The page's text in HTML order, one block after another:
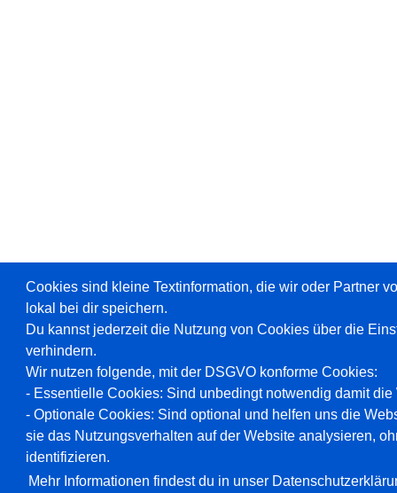
Cookies sind kleine Textinformation, die wir oder Partner
lokal bei dir speichern.
Du kannst jederzeit die Nutzung von Cookies über die
verhindern.
Wir nutzen folgende, mit der DSGVO konforme Cookies:
- Essentielle Cookies: Sind unbedingt notwendig damit
- Optionale Cookies: Sind optional und helfen uns die
sie das Nutzungsverhalten auf der Website analysieren,
identifizieren.
Mehr Informationen findest du in unser